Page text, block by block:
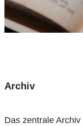
Archiv
Das zentrale